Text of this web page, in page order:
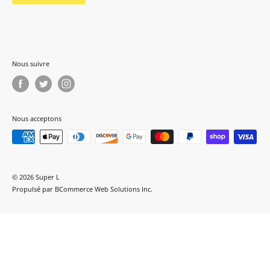
Nous suivre
Nous acceptons
© 2026 Super L
Propulsé par BCommerce Web Solutions Inc.